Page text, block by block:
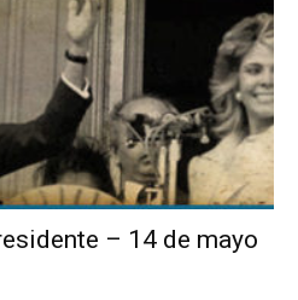
– 14 de mayo